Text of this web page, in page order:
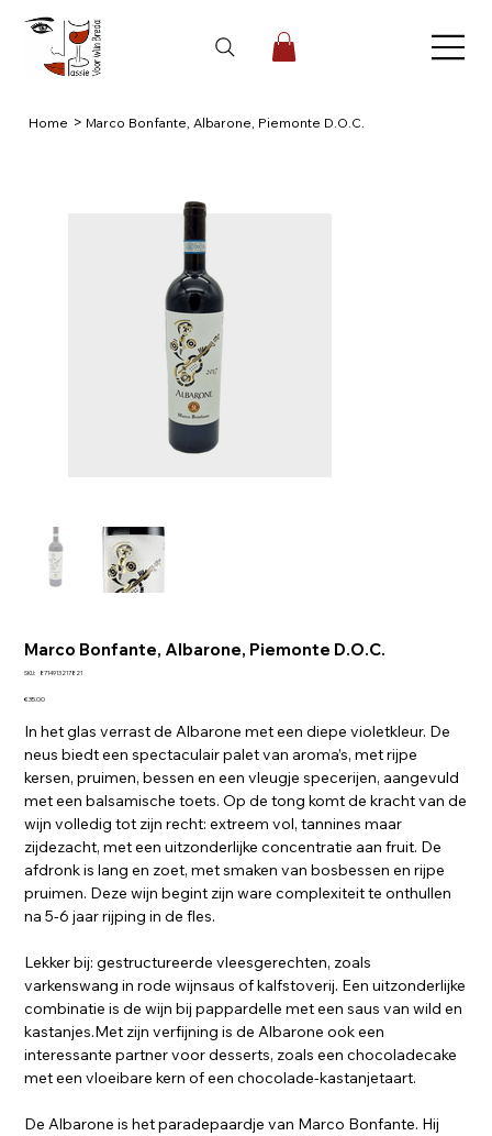
Home > Marco Bonfante, Albarone, Piemonte D.O.C.
Marco Bonfante, Albarone, Piemonte D.O.C.
SKU:
SKU
8714913217821
Price
€35.00
In het glas verrast de Albarone met een diepe violetkleur. De
neus biedt een spectaculair palet van aroma’s, met rijpe
kersen, pruimen, bessen en een vleugje specerijen, aangevuld
met een balsamische toets. Op de tong komt de kracht van de
wijn volledig tot zijn recht: extreem vol, tannines maar
zijdezacht, met een uitzonderlijke concentratie aan fruit. De
afdronk is lang en zoet, met smaken van bosbessen en rijpe
pruimen. Deze wijn begint zijn ware complexiteit te onthullen
na 5-6 jaar rijping in de fles.
Lekker bij: gestructureerde vleesgerechten, zoals
varkenswang in rode wijnsaus of kalfstoverij. Een uitzonderlijke
combinatie is de wijn bij pappardelle met een saus van wild en
kastanjes.Met zijn verfijning is de Albarone ook een
interessante partner voor desserts, zoals een chocoladecake
met een vloeibare kern of een chocolade-kastanjetaart.
De Albarone is het paradepaardje van Marco Bonfante. Hij